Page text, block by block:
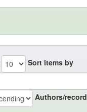
Sort items by
Authors/record